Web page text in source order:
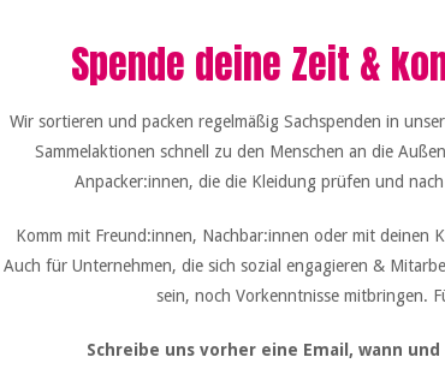
Spende deine Zeit &
Wir sortieren und packen regelmäßig Sachspenden in
Sammelaktionen schnell zu den Menschen an die
Anpacker:innen, die die Kleidung prüfen und
Komm mit Freund:innen, Nachbar:innen oder mit deinen
Auch für Unternehmen, die sich sozial engagieren &
sein, noch Vorkenntnisse mitbringen.
Schreibe uns vorher eine Email, wann